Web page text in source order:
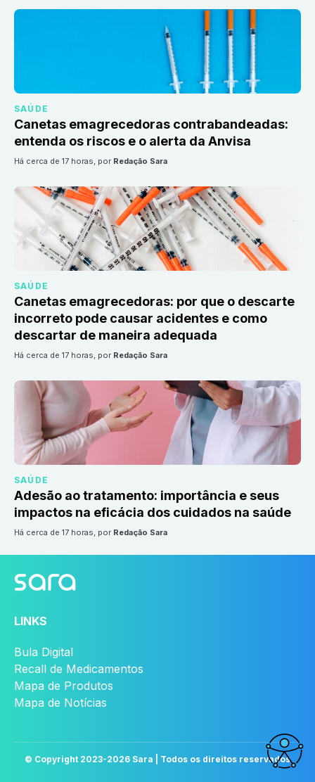
SAÚDE
Canetas emagrecedoras contrabandeadas:
entenda os riscos e o alerta da Anvisa
há cerca de 17 horas, por Redação Sara
SAÚDE
Canetas emagrecedoras: por que o descarte
incorreto pode causar acidentes e como
descartar de maneira adequada
há cerca de 17 horas, por Redação Sara
SAÚDE
Adesão ao tratamento: importância e seus
impactos na eficácia dos cuidados na saúde
há cerca de 17 horas, por Redação Sara
LINKS
Bula Digital
Recall de Medicamentos
Mapa de Produtos
Mapa de Notícias
© Copyright 2023-2026 Sara | Todos os direitos reservados